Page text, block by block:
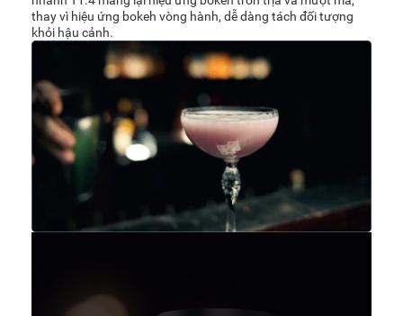
thay vì hiệu ứng bokeh vòng hành, dễ dàng tách đối tượng
khỏi hậu cảnh.